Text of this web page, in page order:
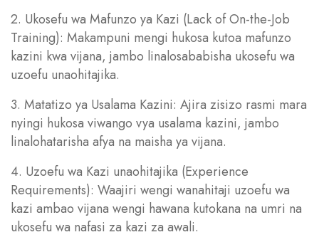
2. Ukosefu wa Mafunzo ya Kazi (Lack of On-the-Job
Training): Makampuni mengi hukosa kutoa mafunzo
kazini kwa vijana, jambo linalosababisha ukosefu wa
uzoefu unaohitajika.
3. Matatizo ya Usalama Kazini: Ajira zisizo rasmi mara
nyingi hukosa viwango vya usalama kazini, jambo
linalohatarisha afya na maisha ya vijana.
4. Uzoefu wa Kazi unaohitajika (Experience
Requirements): Waajiri wengi wanahitaji uzoefu wa
kazi ambao vijana wengi hawana kutokana na umri na
ukosefu wa nafasi za kazi za awali.